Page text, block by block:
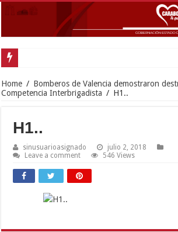
Home / Bomberos de Valencia demostraron
Competencia Interbrigadista / H1..
H1..
sinusuarioasignado
julio 2, 2018
Leave a comment
546 Views